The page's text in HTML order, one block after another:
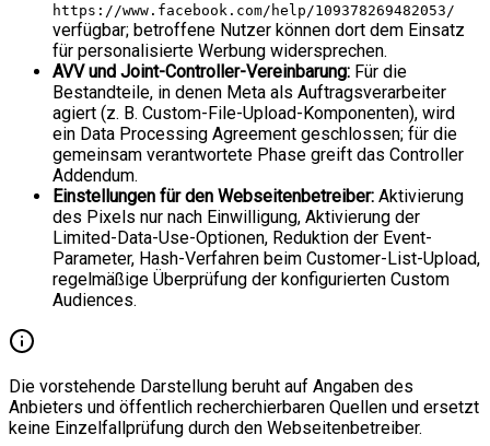
https://www.facebook.com/help/109378269482053/
verfügbar; betroffene Nutzer können dort dem Einsatz
für personalisierte Werbung widersprechen.
AVV und Joint-Controller-Vereinbarung: Für die
Bestandteile, in denen Meta als Auftragsverarbeiter
agiert (z. B. Custom-File-Upload-Komponenten), wird
ein Data Processing Agreement geschlossen; für die
gemeinsam verantwortete Phase greift das Controller
Addendum.
Einstellungen für den Webseitenbetreiber: Aktivierung
des Pixels nur nach Einwilligung, Aktivierung der
Limited-Data-Use-Optionen, Reduktion der Event-
Parameter, Hash-Verfahren beim Customer-List-Upload,
regelmäßige Überprüfung der konfigurierten Custom
Audiences.
Die vorstehende Darstellung beruht auf Angaben des
Anbieters und öffentlich recherchierbaren Quellen und ersetzt
keine Einzelfallprüfung durch den Webseitenbetreiber.